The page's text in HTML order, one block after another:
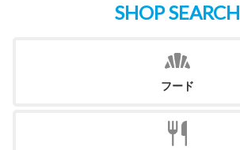
SHOP SEARCH
フード